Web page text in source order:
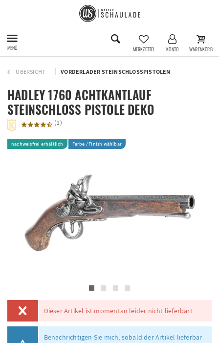
MENÜ MERKZETTEL KONTO WARENKORB
ÜBERSICHT VORDERLADER STEINSCHLOSSPISTOLEN
HADLEY 1760 ACHTKANTLAUF
STEINSCHLOSS PISTOLE DEKO
(1)
nachweisfrei erhältlich Farbe / Finish wählbar
Dieser Artikel ist momentan leider nicht lieferbar!
Benachrichtigen Sie mich, sobald der Artikel lieferbar